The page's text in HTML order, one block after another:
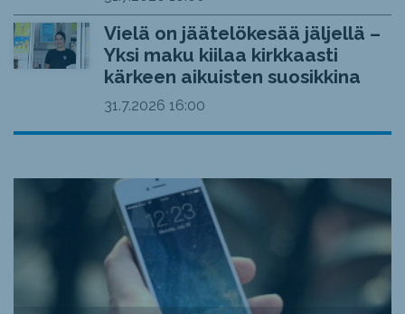
Vielä on jäätelökesää jäljellä –
Yksi maku kiilaa kirkkaasti
kärkeen aikuisten suosikkina
31.7.2026 16:00